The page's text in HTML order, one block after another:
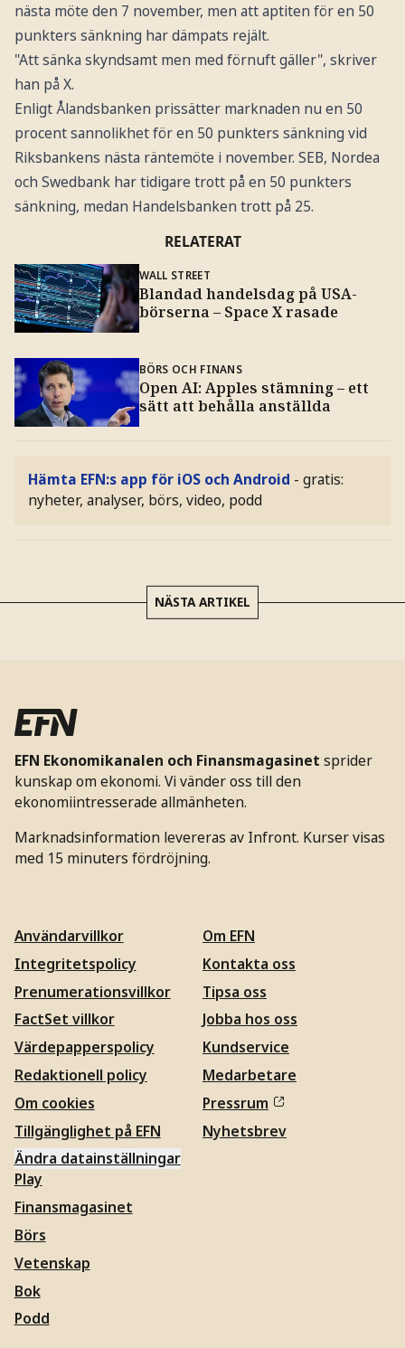
nästa möte den 7 november, men att aptiten för en 50
punkters sänkning har dämpats rejält.
"Att sänka skyndsamt men med förnuft gäller", skriver
han på X.
Enligt Ålandsbanken prissätter marknaden nu en 50
procent sannolikhet för en 50 punkters sänkning vid
Riksbankens nästa räntemöte i november. SEB, Nordea
och Swedbank har tidigare trott på en 50 punkters
sänkning, medan Handelsbanken trott på 25.
RELATERAT
WALL STREET
Blandad handelsdag på USA-
börserna – Space X rasade
BÖRS OCH FINANS
Open AI: Apples stämning – ett
sätt att behålla anställda
Hämta EFN:s app för iOS och Android - gratis:
nyheter, analyser, börs, video, podd
NÄSTA ARTIKEL
EFN Ekonomikanalen och Finansmagasinet sprider
kunskap om ekonomi. Vi vänder oss till den
ekonomiintresserade allmänheten.
Marknadsinformation levereras av Infront. Kurser visas
med 15 minuters fördröjning.
Användarvillkor
Integritetspolicy
Prenumerationsvillkor
FactSet villkor
Värdepapperspolicy
Redaktionell policy
Om cookies
Tillgänglighet på EFN
Ändra datainställningar
Om EFN
Kontakta oss
Tipsa oss
Jobba hos oss
Kundservice
Medarbetare
Pressrum
Nyhetsbrev
Play
Finansmagasinet
Börs
Vetenskap
Bok
Podd